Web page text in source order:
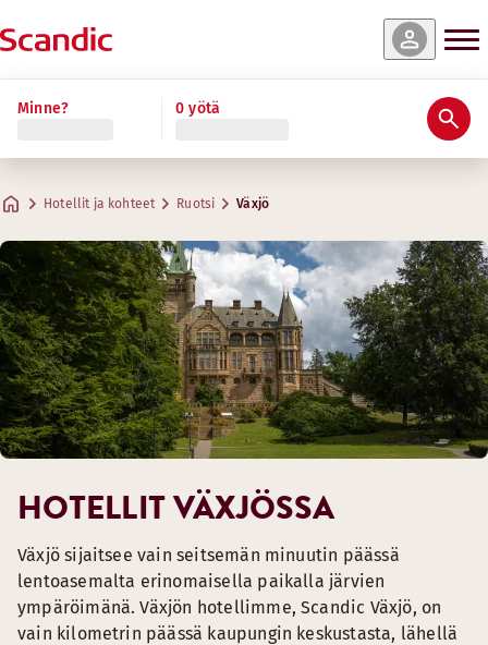
Minne? 0 yötä
Hotellit ja kohteet Ruotsi Växjö
HOTELLIT VÄXJÖSSA
Växjö sijaitsee vain seitsemän minuutin päässä
lentoasemalta erinomaisella paikalla järvien
ympäröimänä. Växjön hotellimme, Scandic Växjö, on
vain kilometrin päässä kaupungin keskustasta, lähellä